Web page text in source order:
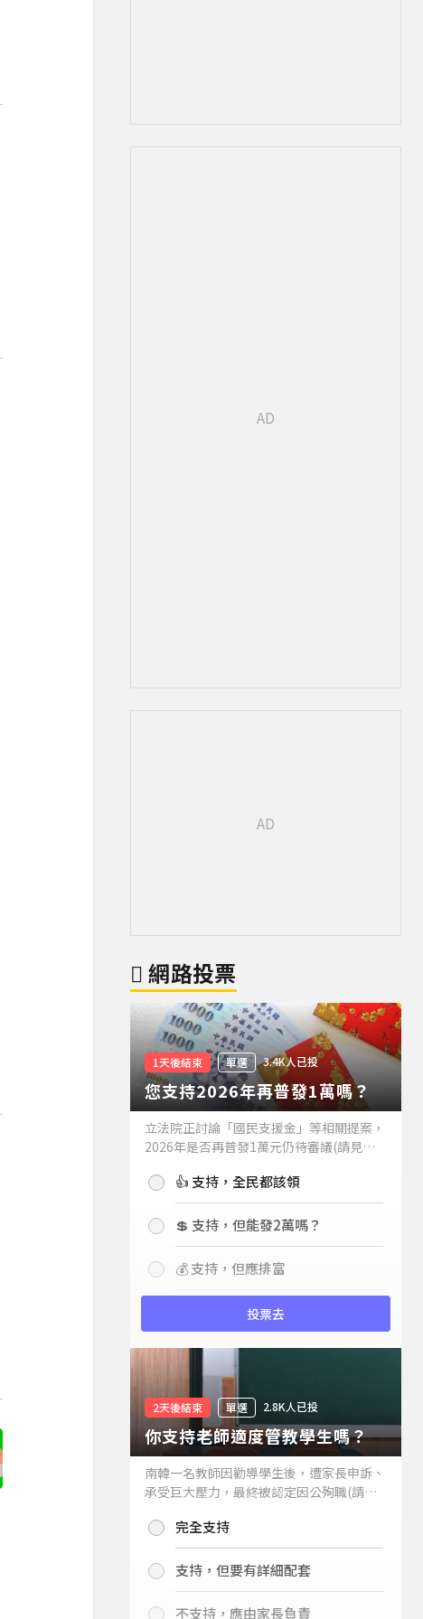
網路投票
1天後結束 單選 3.4K人已投
您支持2026年再普發1萬嗎？
立法院正討論「國民支援金」等相關提案，
2026年是否再普發1萬元仍待審議(請見下
持嗎？👍 支持，全民都該領
💲 支持，但能發2萬嗎？
💰 支持，但應排富
投票去
2天後結束 單選 2.8K人已投
你支持老師適度管教學生嗎？
南韓一名教師因勸導學生後，遭家長申訴、
承受巨大壓力，最終被認定因公殉職(請見
你支持老師適度管教學生嗎？
完全支持
支持，但要有詳細配套
不支持，應由家長負責